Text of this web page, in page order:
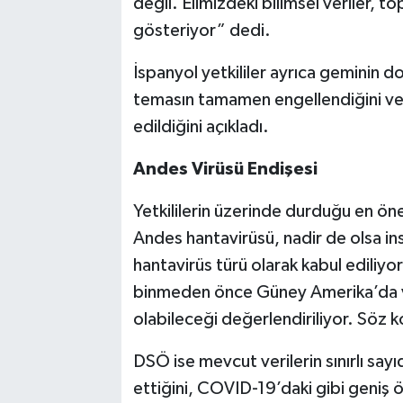
gösteriyor” dedi.
İspanyol yetkililer ayrıca geminin
temasın tamamen engellendiğini
edildiğini açıkladı.
Andes Virüsü Endişesi
Yetkililerin üzerinde durduğu en
Andes hantavirüsü, nadir de olsa
hantavirüs türü olarak kabul
binmeden önce Güney
olabileceği değerlendiriliyor. Söz
DSÖ ise mevcut verilerin sınırlı
ettiğini, COVID-19’daki gibi geniş